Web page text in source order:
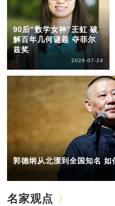
90后“数学女神”王虹 破
解百年几何谜题 夺菲尔
兹奖
2026-07-24
郭德纲从北漂到全国知名 如
名家观点